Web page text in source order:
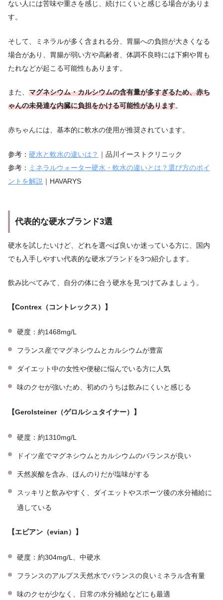
ない人には苦味や重さを感じ、続けにくいと感じる場合がありま
す。
そして、ミネラルが多く含まれる分、胃腸への負担が大きくなる
場合があり、胃腸が弱い方や高齢者、体調不良時には下痢や胃も
たれなどが起こる可能性もあります。
また、 マグネシウム・カルシウムの含有量が多すぎるため、赤ち
ゃんの未発達な内臓に負担をかける可能性があります。
赤ちゃんには、基本的に軟水の使用が推奨されています。
参考： 硬水と軟水の違いは？ ｜品川イーストクリニック
参考： ミネラルウォーター硬水・軟水の違いとは？選び方のポイ
ントを解説 ｜HAVARYS
代表的な硬水ブランド3選
硬水を試したいけど、どれを選べば良いか迷っている方に、国内
でも入手しやすい代表的な硬水ブランドを3つ紹介します。
飲み比べてみて、自分の体に合う硬水を見つけてみましょう。
【Contrex（コントレックス）】
硬度：約1468mg/L
フランス産でマグネシウムとカルシウムが豊富
ダイエット中の女性や便秘に悩んでいる方に人気
味のクセが強いため、初めのうちは飲みにくいと感じる
【Gerolsteiner（ゲロルシュタイナー）】
硬度：約1310mg/L
ドイツ産でマグネシウムとカルシウムのバランスが良い
天然炭酸を含み、ほんのりだが塩味がする
スッキリと飲みやすく、ダイエットやスポーツ後の水分補給に
適している
【エビアン（evian）】
硬度：約304mg/L、中硬水
フランスのアルプス天然水でバランスの良いミネラル含有量
味のクセが少なく、日常の水分補給などにも最適